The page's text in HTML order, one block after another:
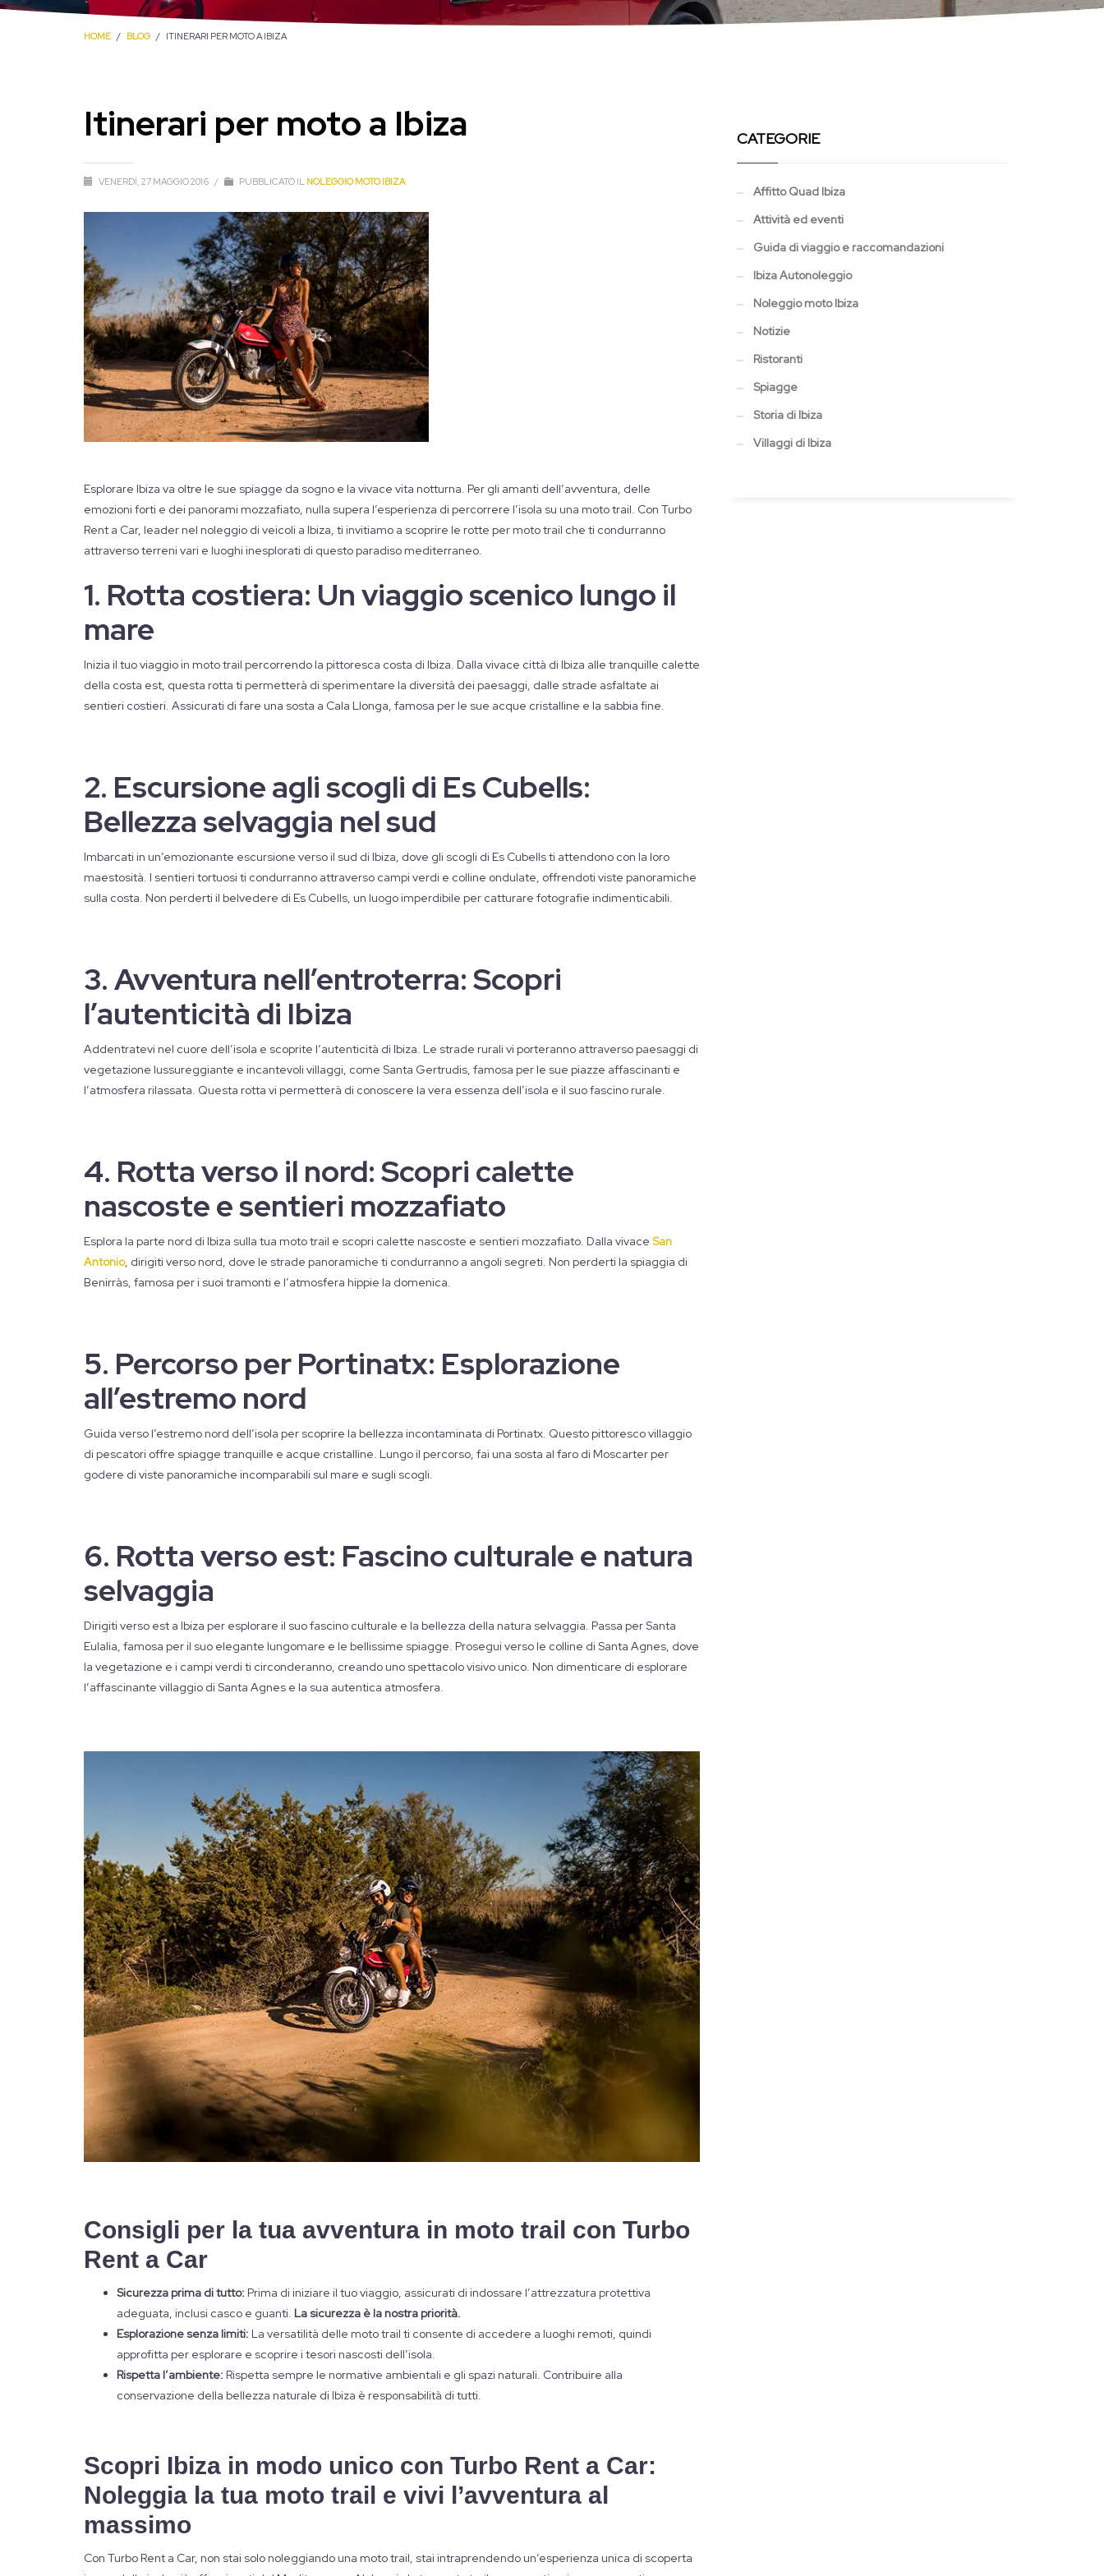
HOME BLOG ITINERARI PER MOTO A IBIZA
Itinerari per moto a Ibiza
VENERDÌ, 27 MAGGIO 2016 / PUBBLICATO IL NOLEGGIO MOTO IBIZA
Esplorare Ibiza va oltre le sue spiagge da sogno e la vivace vita notturna. Per gli amanti dell’avventura, delle
emozioni forti e dei panorami mozzafiato, nulla supera l’esperienza di percorrere l’isola su una moto trail. Con Turbo
Rent a Car, leader nel noleggio di veicoli a Ibiza, ti invitiamo a scoprire le rotte per moto trail che ti condurranno
attraverso terreni vari e luoghi inesplorati di questo paradiso mediterraneo.
1. Rotta costiera: Un viaggio scenico lungo il
mare
Inizia il tuo viaggio in moto trail percorrendo la pittoresca costa di Ibiza. Dalla vivace città di Ibiza alle tranquille calette
della costa est, questa rotta ti permetterà di sperimentare la diversità dei paesaggi, dalle strade asfaltate ai
sentieri costieri. Assicurati di fare una sosta a Cala Llonga, famosa per le sue acque cristalline e la sabbia fine.
2. Escursione agli scogli di Es Cubells:
Bellezza selvaggia nel sud
Imbarcati in un’emozionante escursione verso il sud di Ibiza, dove gli scogli di Es Cubells ti attendono con la loro
maestosità. I sentieri tortuosi ti condurranno attraverso campi verdi e colline ondulate, offrendoti viste panoramiche
sulla costa. Non perderti il belvedere di Es Cubells, un luogo imperdibile per catturare fotografie indimenticabili.
3. Avventura nell’entroterra: Scopri
l’autenticità di Ibiza
Addentratevi nel cuore dell’isola e scoprite l’autenticità di Ibiza. Le strade rurali vi porteranno attraverso paesaggi di
vegetazione lussureggiante e incantevoli villaggi, come Santa Gertrudis, famosa per le sue piazze affascinanti e
l’atmosfera rilassata. Questa rotta vi permetterà di conoscere la vera essenza dell’isola e il suo fascino rurale.
4. Rotta verso il nord: Scopri calette
nascoste e sentieri mozzafiato
Esplora la parte nord di Ibiza sulla tua moto trail e scopri calette nascoste e sentieri mozzafiato. Dalla vivace San
Antonio, dirigiti verso nord, dove le strade panoramiche ti condurranno a angoli segreti. Non perderti la spiaggia di
Benirràs, famosa per i suoi tramonti e l’atmosfera hippie la domenica.
5. Percorso per Portinatx: Esplorazione
all’estremo nord
Guida verso l’estremo nord dell’isola per scoprire la bellezza incontaminata di Portinatx. Questo pittoresco villaggio
di pescatori offre spiagge tranquille e acque cristalline. Lungo il percorso, fai una sosta al faro di Moscarter per
godere di viste panoramiche incomparabili sul mare e sugli scogli.
6. Rotta verso est: Fascino culturale e natura
selvaggia
Dirigiti verso est a Ibiza per esplorare il suo fascino culturale e la bellezza della natura selvaggia. Passa per Santa
Eulalia, famosa per il suo elegante lungomare e le bellissime spiagge. Prosegui verso le colline di Santa Agnes, dove
la vegetazione e i campi verdi ti circonderanno, creando uno spettacolo visivo unico. Non dimenticare di esplorare
l’affascinante villaggio di Santa Agnes e la sua autentica atmosfera.
Consigli per la tua avventura in moto trail con Turbo
Rent a Car
Sicurezza prima di tutto: Prima di iniziare il tuo viaggio, assicurati di indossare l’attrezzatura protettiva
adeguata, inclusi casco e guanti. La sicurezza è la nostra priorità.
Esplorazione senza limiti: La versatilità delle moto trail ti consente di accedere a luoghi remoti, quindi
approfitta per esplorare e scoprire i tesori nascosti dell’isola.
Rispetta l’ambiente: Rispetta sempre le normative ambientali e gli spazi naturali. Contribuire alla
conservazione della bellezza naturale di Ibiza è responsabilità di tutti.
Scopri Ibiza in modo unico con Turbo Rent a Car:
Noleggia la tua moto trail e vivi l’avventura al
massimo
Con Turbo Rent a Car, non stai solo noleggiando una moto trail, stai intraprendendo un’esperienza unica di scoperta
CATEGORIE
Affitto Quad Ibiza
Attività ed eventi
Guida di viaggio e raccomandazioni
Ibiza Autonoleggio
Noleggio moto Ibiza
Notizie
Ristoranti
Spiagge
Storia di Ibiza
Villaggi di Ibiza